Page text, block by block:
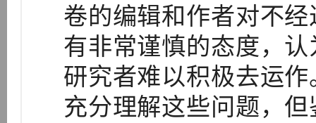
卷的编辑和作者对不
有非常谨慎的态度，
研究者难以积极去运
充分理解这些问题，